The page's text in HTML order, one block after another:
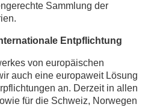
Sammlung der
Entpflichtung
von europäischen
auch eine europaweit Lösung
an. Derzeit in allen
für die Schweiz, Norwegen